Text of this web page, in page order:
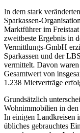
In dem stark
Sparkassen-
Marktführer im
zweitbeste Ergebnis in
Vermittlungs-GmbH
Sparkassen und der
vermittelt. Davon
Gesamtwert von
1.238 Mietverträge
Grundsätzlich
Wohnimmobilien in den
In einigen Landkreisen
übliches gebrauchtes